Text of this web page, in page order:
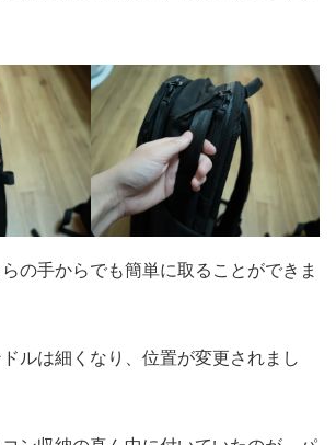
の手からでも簡単に取ることができま
ルは細くなり、位置が変更されまし